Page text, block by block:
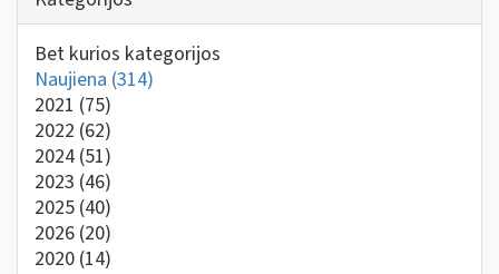
Bet kurios kategorijos
Naujiena (314)
2021 (75)
2022 (62)
2024 (51)
2023 (46)
2025 (40)
2026 (20)
2020 (14)